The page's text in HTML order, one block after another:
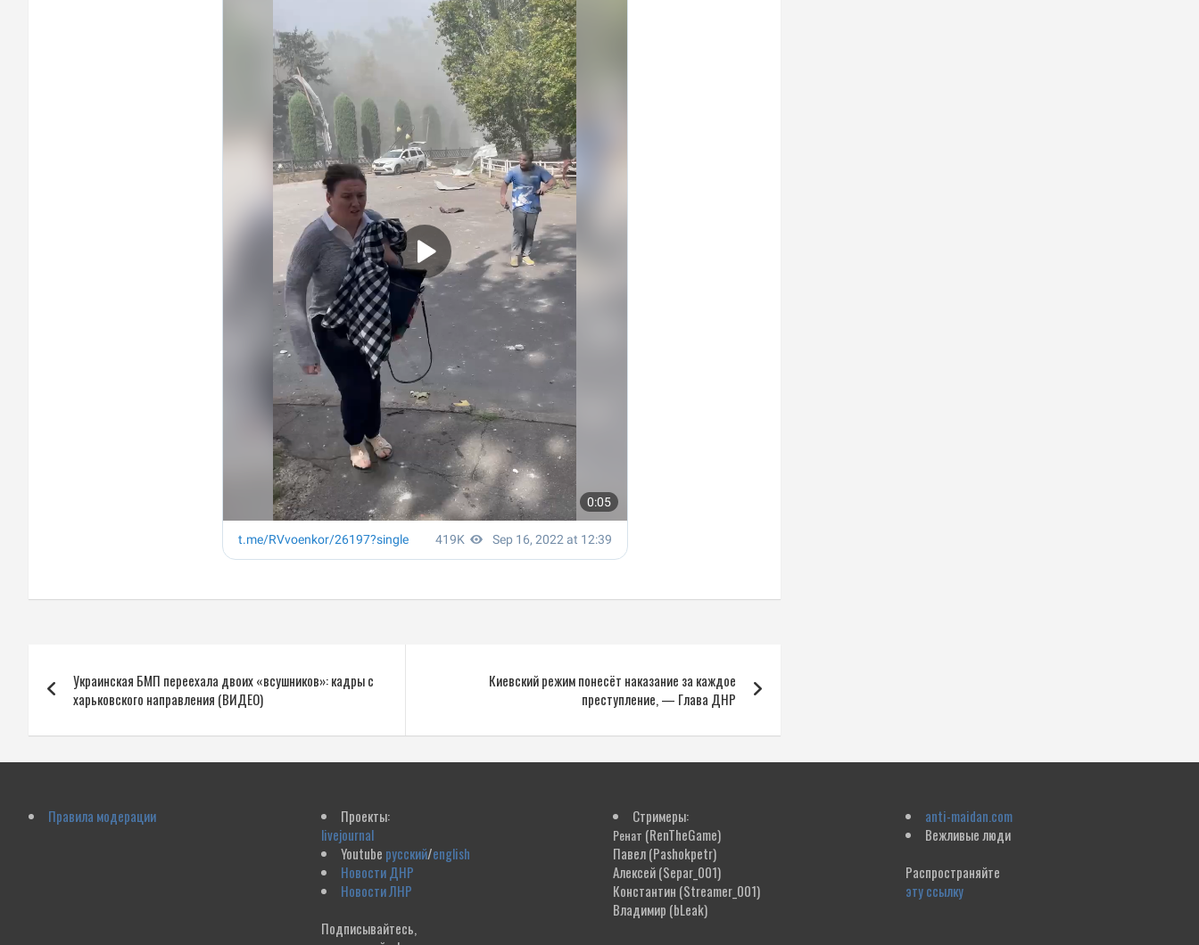
по
записям
Украинская БМП переехала двоих «всушников»: кадры с
харьковского направления (ВИДЕО)
Киевский режим понесёт наказание за каждое
преступление, — Глава ДНР
Правила модерации
Проекты:
livejournal
Youtube русский/english
Новости ДНР
Новости ЛНР
Подписывайтесь,
Стримеры:
Ренат (RenTheGame)
Павел(Pashokpetr)
Алексей(Separ_001)
Константин (Streamer_001)
Владимир (bLeak)
anti-maidan.com
Вежливые люди
Распространяйте
эту ссылку